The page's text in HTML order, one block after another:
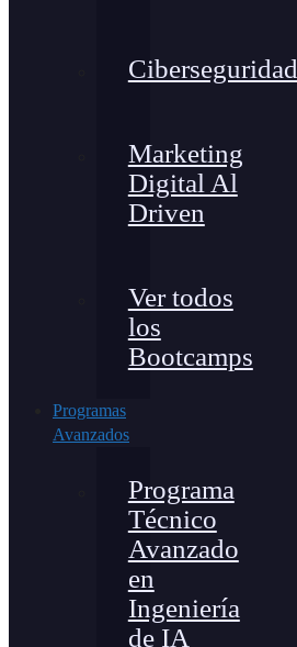
Ciberseguridad
Marketing
Digital Al
Driven
Ver todos
los
Bootcamps
Programas
Avanzados
Programa
Técnico
Avanzado
en
Ingeniería
de IA